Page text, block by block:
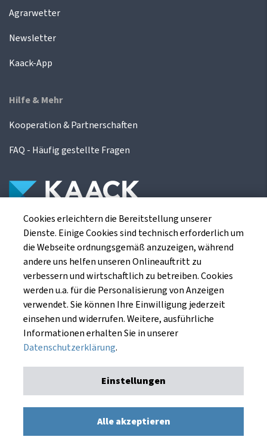
Agrarwetter
Newsletter
Kaack-App
Hilfe & Mehr
Kooperation & Partnerschaften
FAQ - Häufig gestellte Fragen
Die Kaack Terminhandel GmbH ist ein
Finanzdienstleistungsinstitut für die europäischen
Agrarterminbörsen.
Kaack Terminhandel GmbH
Am Markt 8
49661 Cloppenburg
Datenschutzerklärung
Cookies erleichtern die Bereitstellung unserer
Dienste. Einige Cookies sind technisch erforderlich um
die Webseite ordnungsgemäß anzuzeigen, während
andere uns helfen unseren Onlineauftritt zu
verbessern und wirtschaftlich zu betreiben. Cookies
werden u.a. für die Personalisierung von Anzeigen
verwendet. Sie können Ihre Einwilligung jederzeit
einsehen und widerrufen. Weitere, ausführliche
Informationen erhalten Sie in unserer
Datenschutzerklärung.
Einstellungen
Alle akzeptieren